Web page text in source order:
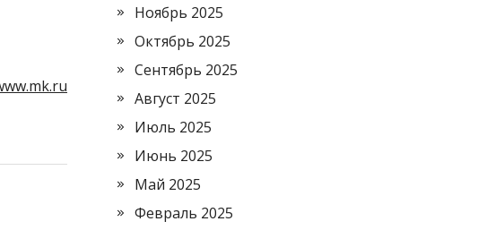
Ноябрь 2025
Октябрь 2025
Сентябрь 2025
Август 2025
Июль 2025
Июнь 2025
Май 2025
Февраль 2025